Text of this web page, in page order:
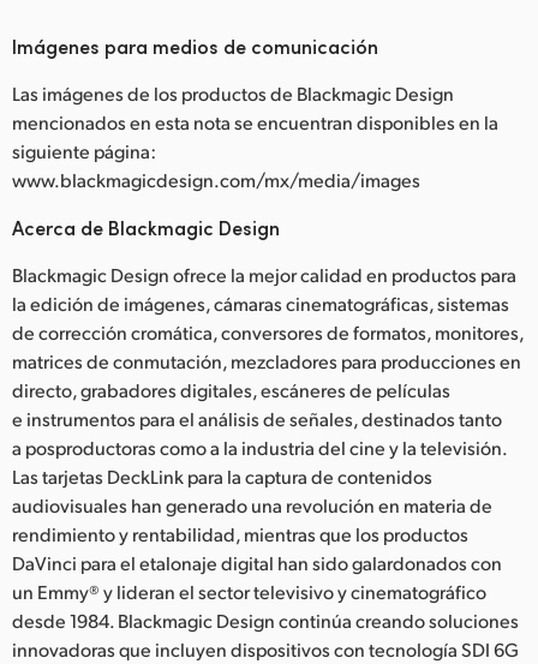
Imágenes para medios de comunicación
Las imágenes de los productos de Blackmagic Design
mencionados en esta nota se encuentran disponibles en la
siguiente página:
www.blackmagicdesign.com/mx/media/images
Acerca de Blackmagic Design
Blackmagic Design ofrece la mejor calidad en productos para
la edición de imágenes, cámaras cinematográficas, sistemas
de corrección cromática, conversores de formatos, monitores,
matrices de conmutación, mezcladores para producciones en
directo, grabadores digitales, escáneres de películas
e instrumentos para el análisis de señales, destinados tanto
a posproductoras como a la industria del cine y la televisión.
Las tarjetas DeckLink para la captura de contenidos
audiovisuales han generado una revolución en materia de
rendimiento y rentabilidad, mientras que los productos
DaVinci para el etalonaje digital han sido galardonados con
un Emmy® y lideran el sector televisivo y cinematográfico
desde 1984. Blackmagic Design continúa creando soluciones
innovadoras que incluyen dispositivos con tecnología SDI 6G